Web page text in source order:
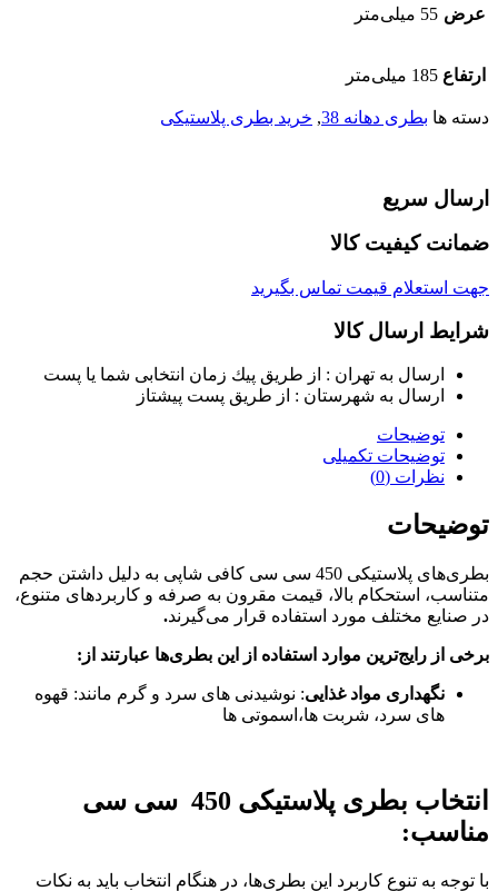
عرض 55 میلی‌متر
ارتفاع 185 میلی‌متر
دسته ها بطری دهانه 38 , خرید بطری پلاستیکی
ارسال سریع
ضمانت کیفیت کالا
جهت استعلام قیمت تماس بگیرید
شرایط ارسال کالا
ارسال به تهران : از طريق پيك زمان انتخابی شما يا پست
ارسال به شهرستان : از طريق پست پيشتاز
توضیحات
توضیحات تکمیلی
نظرات (0)
توضیحات
بطری‌های پلاستیکی 450 سی سی کافی شاپی به دلیل داشتن حجم
متناسب، استحکام بالا، قیمت مقرون به صرفه و کاربردهای متنوع،
در صنایع مختلف مورد استفاده قرار می‌گیرند.
برخی از رایج‌ترین موارد استفاده از این بطری‌ها عبارتند از :
نگهداری مواد غذایی: نوشیدنی های سرد و گرم مانند: قهوه
های سرد، شربت ها،اسموتی ها
انتخاب بطری پلاستیکی 450 سی سی
مناسب:
با توجه به تنوع کاربرد این بطری‌ها، در هنگام انتخاب باید به نکات